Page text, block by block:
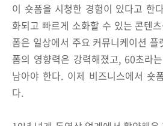
이 숏폼을 시청한 경험이 있다고 한
화되고 빠르게 소화할 수 있는 콘텐
폼은 일상에서 주요 커뮤니케이션
폼의 영향력은 강력해졌고, 60초라
남아야 한다. 이제 비즈니스에서 숏
다.